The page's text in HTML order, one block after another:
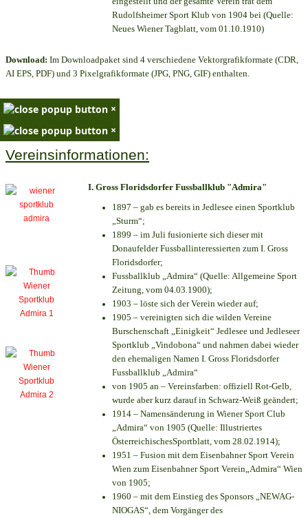
Rudolfsheimer Sport Klub von 1904 bei (Quelle:
Neues Wiener Tagblatt, vom 01.10.1910)
Download: Im Downloadpaket sind 4 verschiedene Vektorgrafikformate (CDR,
AI EPS, PDF) und 3 Pixelgrafikformate (JPG, PNG, GIF) enthalten.
×
×
Vereinsinformationen:
I. Gross Floridsdorfer Fussballklub "Admira"
1897 – gab es bereits in Jedlesee einen Sportklub
„Sturm“;
1899 – im Juli fusionierte sich dieser mit
Donaufelder Fussballinteressierten zum I. Gross
Floridsdorfer;
Fussballklub „Admira“ (Quelle: Allgemeine Sport
Zeitung, vom 04.03.1900);
1903 – löste sich der Verein wieder auf;
1905 – vereinigten sich die wilden Vereine
Burschenschaft „Einigkeit“ Jedlesee und Jedleseer
Sportklub „Vindobona“ und nahmen dabei wieder
den ehemaligen Namen I. Gross Floridsdorfer
Fussballklub „Admira“
von 1905 an – Vereinsfarben: offiziell Rot-Gelb,
wurde aber kurz darauf in Schwarz-Weiß geändert;
1914 – Namensänderung in Wiener Sport Club
„Admira“ von 1905 (Quelle: Illustriertes
ÖsterreichischesSportblatt, vom 28.02.1914);
1951 – Fusion mit dem Eisenbahner Sport Verein
Wien zum Eisenbahner Sport Verein„Admira“ Wien
von 1905;
1960 – mit dem Einstieg des Sponsors „NEWAG-
NIOGAS“, dem Vorgänger des